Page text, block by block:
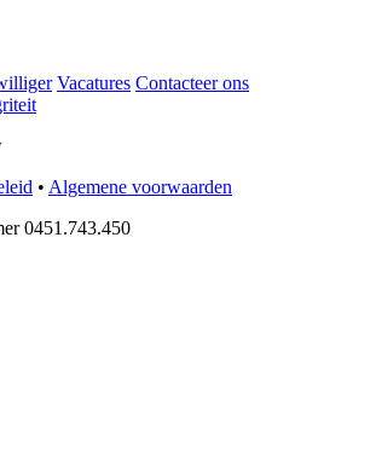
Vacatures Contacteer ons
• Algemene voorwaarden
0451.743.450